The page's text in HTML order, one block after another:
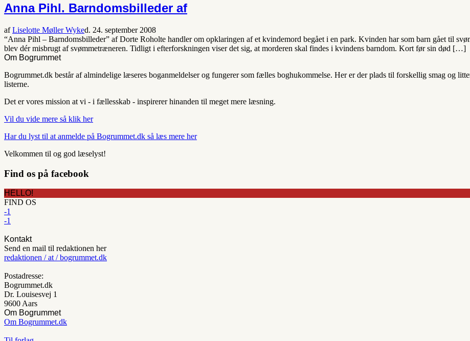
Anna Pihl. Barndomsbilleder af
afLiselotte Møller Wyked. 24. september 2008
“Anna Pihl – Barndomsbilleder” af Dorte Roholte handler om opklaringen af et kvindemord begået i en park. Kvinden har som barn gået til
blev dér misbrugt af svømmetræneren. Tidligt i efterforskningen viser det sig, at morderen skal findes i kvindens barndom. Kort før sin død […]
Om Bogrummet
Bogrummet.dk består af almindelige læseres boganmeldelser og fungerer som fælles boghukommelse. Her er der plads til forskellig smag og
listerne.
Det er vores mission at vi - i fællesskab - inspirerer hinanden til meget mere læsning.
Vil du vide mere så klik her
Har du lyst til at anmelde på Bogrummet.dk så læs mere her
Velkommen til og god læselyst!
Find os på facebook
HELLO!
FIND OS
-1
-1
Kontakt
Send en mail til redaktionen her
redaktionen / at / bogrummet.dk
Postadresse:
Bogrummet.dk
Dr. Louisesvej 1
9600 Aars
Om Bogrummet
Om Bogrummet.dk